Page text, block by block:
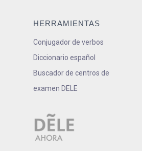
HERRAMIENTAS
Conjugador de verbos
Diccionario español
Buscador de centros de
examen DELE